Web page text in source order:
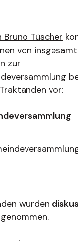
Bruno Tüscher
von
zur
vor:
wurden